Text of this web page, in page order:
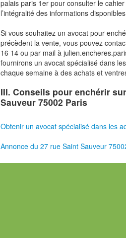
palais paris 1er pour consulter le
l’intégralité des informations
Si vous souhaitez un avocat pour
précèdent la vente, vous pouvez
16 14 ou par mail à
fournirons un avocat spécialisé dans
chaque semaine à des achats et
III. Conseils pour enchérir
Sauveur 75002 Paris
Obtenir un avocat spécialisé dans les
Annonce du 27 rue Saint Sauveur